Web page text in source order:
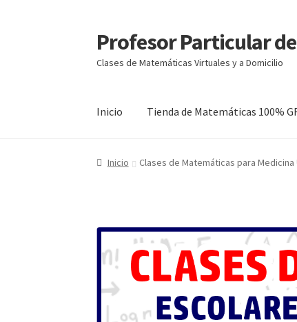
Ir
a
la
Ir
al
contenido
Profesor Particular
Clases de Matemáticas Virtuales y a Domicilio
Inicio Tienda de Matemáticas 100%
Inicio Clases de Matemáticas para Medicina